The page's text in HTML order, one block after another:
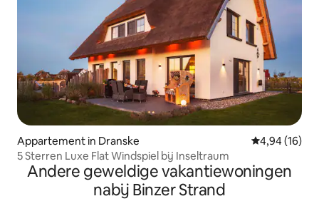
Appartement in Dranske Gemiddelde
4,94 (16)
5 Sterren Luxe Flat Windspiel bij Inseltraum
Andere geweldige vakantiewoningen
nabij Binzer Strand